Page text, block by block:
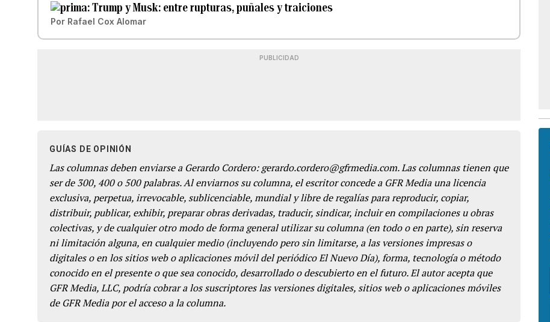
Trump y Musk: entre rupturas, puñales y traiciones
Por Rafael Cox Alomar
PUBLICIDAD
GUÍAS DE OPINIÓN
Las columnas deben enviarse a Gerardo Cordero: gerardo.cordero@gfrmedia.com. Las columnas tienen que
ser de 300, 400 o 500 palabras. Al enviarnos su columna, el escritor concede a GFR Media una licencia
exclusiva, perpetua, irrevocable, sublicenciable, mundial y libre de regalías para reproducir, copiar,
distribuir, publicar, exhibir, preparar obras derivadas, traducir, sindicar, incluir en compilaciones u obras
colectivas, y de cualquier otro modo de forma general utilizar su columna (en todo o en parte), sin reserva
ni limitación alguna, en cualquier medio (incluyendo pero sin limitarse, a las versiones impresas o
digitales o en los sitios web o aplicaciones móvil del periódico El Nuevo Día), forma, tecnología o método
conocido en el presente o que sea conocido, desarrollado o descubierto en el futuro. El autor acepta que
GFR Media, LLC, podría cobrar a los suscriptores las versiones digitales, sitios web o aplicaciones móviles
de GFR Media por el acceso a la columna.